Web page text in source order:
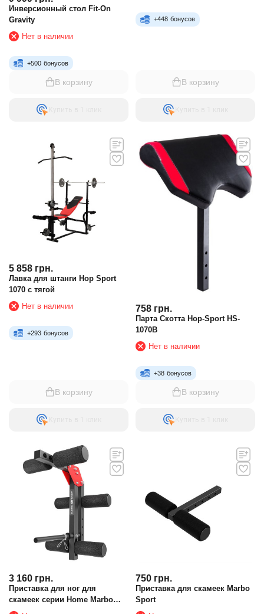
Инверсионный стол Fit-On
Gravity
Нет в наличии
+500 бонусов
В корзину
Купить в 1 клик
+448 бонусов
В корзину
Купить в 1 клик
5 858 грн.
Лавка для штанги Hop Sport
1070 с тягой
Нет в наличии
+293 бонусов
В корзину
Купить в 1 клик
758 грн.
Парта Скотта Hop-Sport HS-
1070B
Нет в наличии
+38 бонусов
В корзину
Купить в 1 клик
3 160 грн.
Приставка для ног для
скамеек серии Home Marbo
Sport MH-A102
750 грн.
Приставка для скамеек Marbo
Sport